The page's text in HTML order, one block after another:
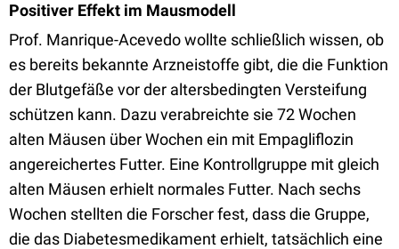
Positiver Effekt im Mausmodell
Prof. Manrique-Acevedo wollte schließlich wissen, ob
es bereits bekannte Arzneistoffe gibt, die die Funktion
der Blutgefäße vor der altersbedingten Versteifung
schützen kann. Dazu verabreichte sie 72 Wochen
alten Mäusen über Wochen ein mit Empagliflozin
angereichertes Futter. Eine Kontrollgruppe mit gleich
alten Mäusen erhielt normales Futter. Nach sechs
Wochen stellten die Forscher fest, dass die Gruppe,
die das Diabetesmedikament erhielt, tatsächlich eine